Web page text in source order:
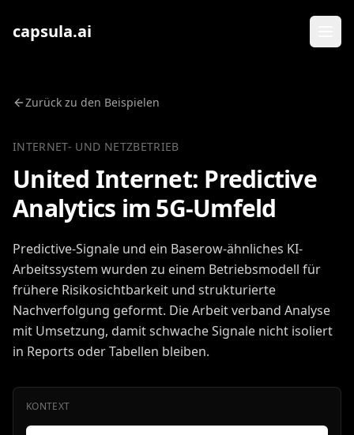
capsula.ai
Zurück zu den Beispielen
INTERNET- UND NETZBETRIEB
United Internet: Predictive
Analytics im 5G-Umfeld
Predictive-Signale und ein Baserow-ähnliches KI-
Arbeitssystem wurden zu einem Betriebsmodell für
frühere Risikosichtbarkeit und strukturierte
Nachverfolgung geformt. Die Arbeit verband Analyse
mit Umsetzung, damit schwache Signale nicht isoliert
in Reports oder Tabellen bleiben.
KONTEXT